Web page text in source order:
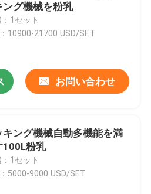
ング機械を粉乳
：1セット
10900-21700 USD/SET
お問い合わせ
キング機械自動多機能を満
100L粉乳
：1セット
5000-9000 USD/SET